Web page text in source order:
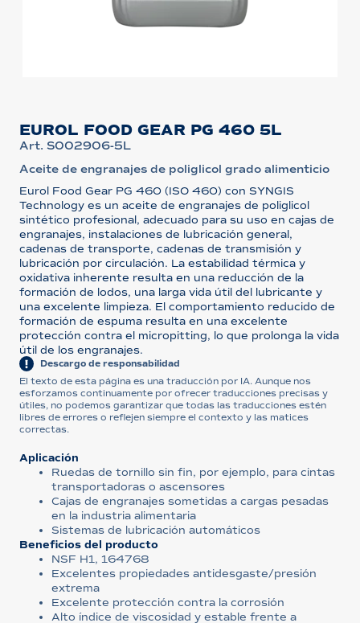
EUROL FOOD GEAR PG 460 5L
Art. S002906-5L
Aceite de engranajes de poliglicol grado alimenticio
Eurol Food Gear PG 460 (ISO 460) con SYNGIS
Technology es un aceite de engranajes de poliglicol
sintético profesional, adecuado para su uso en cajas de
engranajes, instalaciones de lubricación general,
cadenas de transporte, cadenas de transmisión y
lubricación por circulación. La estabilidad térmica y
oxidativa inherente resulta en una reducción de la
formación de lodos, una larga vida útil del lubricante y
una excelente limpieza. El comportamiento reducido de
formación de espuma resulta en una excelente
protección contra el micropitting, lo que prolonga la vida
útil de los engranajes.
Descargo de responsabilidad
El texto de esta página es una traducción por IA. Aunque nos
esforzamos continuamente por ofrecer traducciones precisas y
útiles, no podemos garantizar que todas las traducciones estén
libres de errores o reflejen siempre el contexto y las matices
correctas.
Aplicación
Ruedas de tornillo sin fin, por ejemplo, para cintas
transportadoras o ascensores
Cajas de engranajes sometidas a cargas pesadas
en la industria alimentaria
Sistemas de lubricación automáticos
Beneficios del producto
NSF H1, 164768
Excelentes propiedades antidesgaste/presión
extrema
Excelente protección contra la corrosión
Alto índice de viscosidad y estable frente a